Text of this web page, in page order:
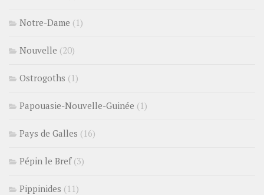
Notre-Dame (1)
Nouvelle (20)
Ostrogoths (1)
Papouasie-Nouvelle-Guinée (1)
Pays de Galles (16)
Pépin le Bref(3)
Pippinides (11)